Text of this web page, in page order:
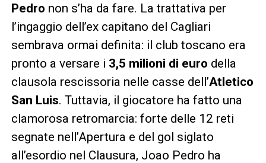
Pedro non s’ha da fare. La trattativa per
l’ingaggio dell’ex capitano del Cagliari
sembrava ormai definita: il club toscano era
pronto a versare i 3,5 milioni di euro della
clausola rescissoria nelle casse dell’Atletico
San Luis. Tuttavia, il giocatore ha fatto una
clamorosa retromarcia: forte delle 12 reti
segnate nell’Apertura e del gol siglato
all’esordio nel Clausura, Joao Pedro ha